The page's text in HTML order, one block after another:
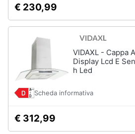
€ 230,99
VIDAXL - Cappa
Display Lcd E
h Led
Scheda informativa
€ 312,99